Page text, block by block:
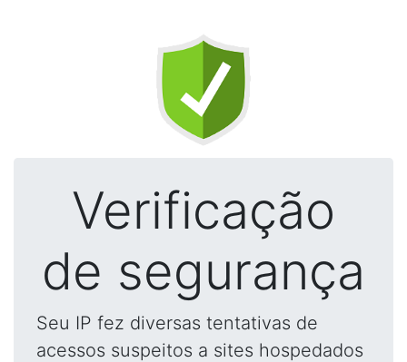
Verificação
de segurança
Seu IP fez diversas tentativas de
acessos suspeitos a sites hospedados